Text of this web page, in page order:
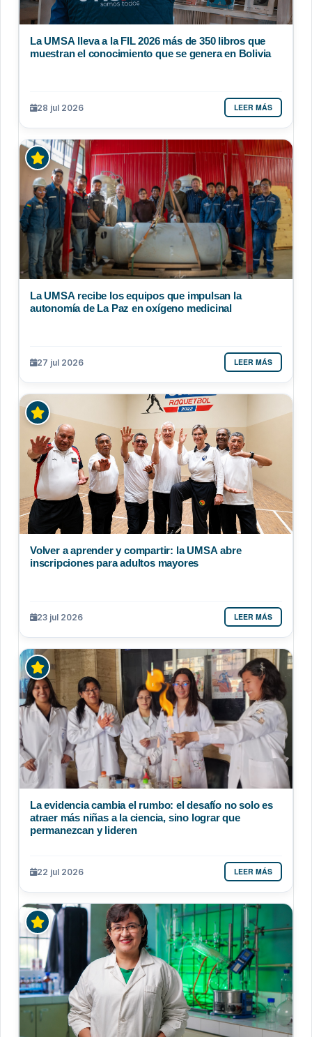
La UMSA lleva a la FIL 2026 más de 350 libros que
muestran el conocimiento que se genera en Bolivia
28 jul 2026 LEER MÁS
La UMSA recibe los equipos que impulsan la
autonomía de La Paz en oxígeno medicinal
27 jul 2026 LEER MÁS
Volver a aprender y compartir: la UMSA abre
inscripciones para adultos mayores
23 jul 2026 LEER MÁS
La evidencia cambia el rumbo: el desafío no solo es
atraer más niñas a la ciencia, sino lograr que
permanezcan y lideren
22 jul 2026 LEER MÁS